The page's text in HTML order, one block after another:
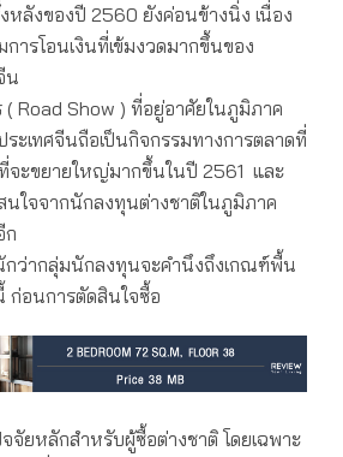
หลังของปี 2560 ยังค่อนข้างนิ่ง เนื่อง
ารโอนเงินที่เข้มงวดมากขึ้นของ
น
( Road Show ) ที่อยู่อาศัยในภูมิภาค
ระเทศจีนถือเป็นกิจกรรมทางการตลาดที่
ะขยายใหญ่มากขึ้นในปี 2561 และ
นใจจากนักลงทุนต่างชาติในภูมิภาค
ก
ว่ากลุ่มนักลงทุนจะคำนึงถึงเกณฑ์พื้น
ก่อนการตัดสินใจซื้อ
จัยหลักสำหรับผู้ซื้อต่างชาติ โดยเฉพาะ